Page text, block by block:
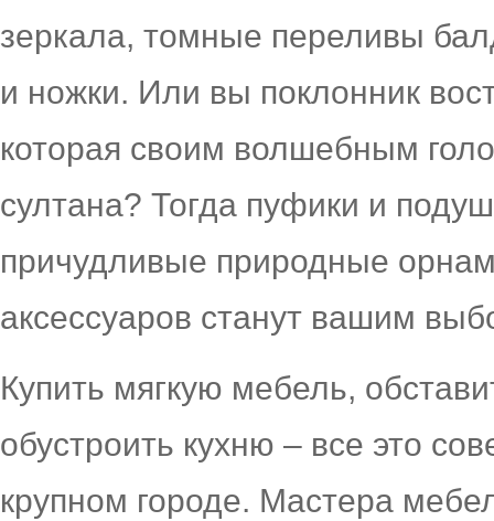
зеркала, томные переливы
и ножки. Или вы поклонник
которая своим волшебным
султана? Тогда пуфики и
причудливые природные
аксессуаров станут вашим
Купить мягкую мебель,
обустроить кухню – все это
крупном городе. Мастера